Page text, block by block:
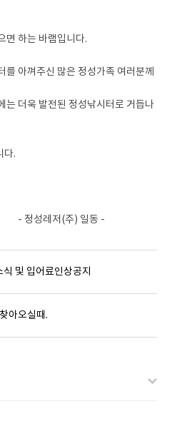
면 하는 바램입니다.
아껴주신 많은 정성가족 여러분께
더욱 발전된 정성낚시터로 거듭나
다.
) 일동 -
및 입어료인상공지
아오실때.